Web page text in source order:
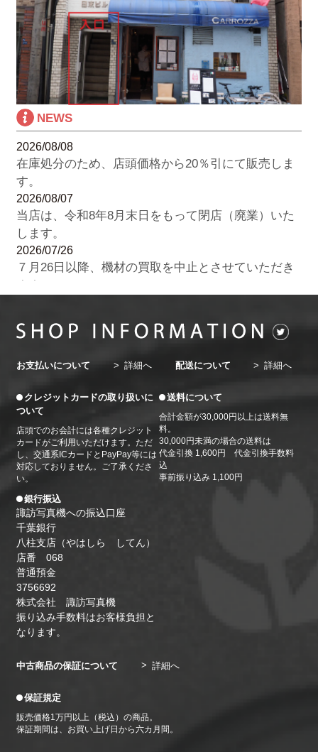
NEWS
2026/08/08
在庫処分のため、店頭価格から20％引にて販売しま
す。
2026/08/07
当店は、令和8年8月末日をもって閉店（廃業）いた
します。
2026/07/26
７月26日以降、機材の買取を中止とさせていただき
（金）・10日（月）・14日（金）・17日（月）・21
2026/06/20
7月の休業日のお知らせ。7月3日（金）・6日
（月）・10日（金）・13日（月）・17日（金）・20
日（月）・24日（金）・27日（月）・31日（金）
2026/05/26
6月の休業日のお知らせ。6月1日（月）・4日
（木）・8日（月）・13日（土）・15日（月）・19
日（金）・22日（月）・26日（金）・29日（月）
お支払いについて 詳細へ 配送について 詳細へ
クレジットカードの取り扱いに
ついて
店頭でのお会計には各種クレジット
カードがご利用いただけます。ただ
し、交通系ICカードとPayPay等には
対応しておりません。ご了承くださ
い。
銀行振込
諏訪写真機への振込口座
千葉銀行
八柱支店（やはしら してん）
店番 068
普通預金
3756692
株式会社 諏訪写真機
振り込み手数料はお客様負担と
なります。
送料について
合計金額が30,000円以上は送料無
料。
30,000円未満の場合の送料は
代金引換 1,600円 代金引換手数料
込
事前振り込み 1,100円
中古商品の保証について 詳細へ
保証規定
販売価格1万円以上（税込）の商品。
保証期間は、お買い上げ日から六カ月間。